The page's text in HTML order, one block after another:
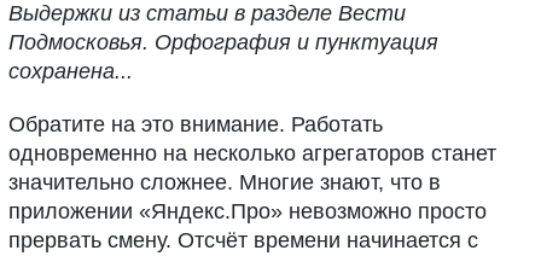
Выдержки из статьи в разделе Вести
Подмосковья. Орфография и пунктуация
сохранена...
Обратите на это внимание. Работать
одновременно на несколько агрегаторов станет
значительно сложнее. Многие знают, что в
приложении «Яндекс.Про» невозможно просто
прервать смену. Отсчёт времени начинается с